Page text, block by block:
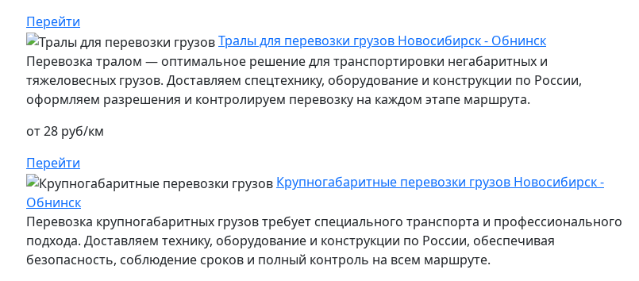
Перейти
Тралы для перевозки грузов Новосибирск - Обнинск
Перевозка тралом — оптимальное решение для транспортировки негабаритных и
тяжеловесных грузов. Доставляем спецтехнику, оборудование и конструкции по России,
оформляем разрешения и контролируем перевозку на каждом этапе маршрута.
от 28 руб/км
Перейти
Крупногабаритные перевозки грузов Новосибирск -
Обнинск
Перевозка крупногабаритных грузов требует специального транспорта и профессионального
подхода. Доставляем технику, оборудование и конструкции по России, обеспечивая
безопасность, соблюдение сроков и полный контроль на всем маршруте.